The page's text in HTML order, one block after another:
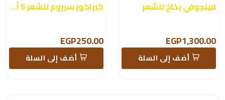
فينجوفي بخاخ للشعر
EGP1,300.00
أضف إلى السلة
كيراكوز سيروم للشعر 5 أمبولات
EGP250.00
أضف إلى السلة